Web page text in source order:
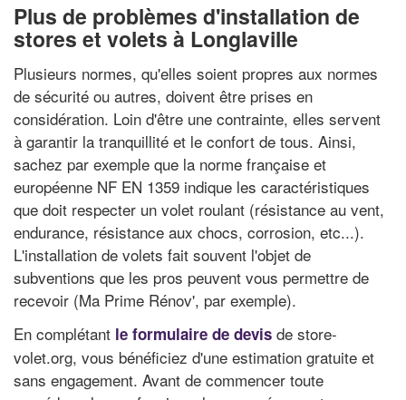
Plus de problèmes d'installation de
stores et volets à Longlaville
Plusieurs normes, qu'elles soient propres aux normes
de sécurité ou autres, doivent être prises en
considération. Loin d'être une contrainte, elles servent
à garantir la tranquillité et le confort de tous. Ainsi,
sachez par exemple que la norme française et
européenne NF EN 1359 indique les caractéristiques
que doit respecter un volet roulant (résistance au vent,
endurance, résistance aux chocs, corrosion, etc...).
L'installation de volets fait souvent l'objet de
subventions que les pros peuvent vous permettre de
recevoir (Ma Prime Rénov', par exemple).
En complétant le formulaire de devis de store-
volet.org, vous bénéficiez d'une estimation gratuite et
sans engagement. Avant de commencer toute